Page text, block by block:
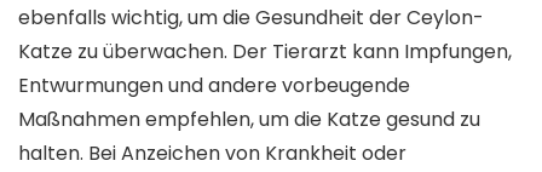
ebenfalls wichtig, um die Gesundheit der Ceylon-
Katze zu überwachen. Der Tierarzt kann Impfungen,
Entwurmungen und andere vorbeugende
Maßnahmen empfehlen, um die Katze gesund zu
halten. Bei Anzeichen von Krankheit oder